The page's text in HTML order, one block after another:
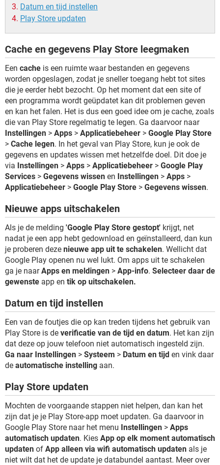
Datum en tijd instellen
Play Store updaten
Cache en gegevens Play Store leegmaken
Een cache is een ruimte waar bestanden en gegevens
worden opgeslagen, zodat je sneller toegang hebt tot sites
die je eerder hebt bezocht. Op het moment dat een site of
een programma wordt geüpdatet kan dit problemen geven
en kan het falen. Het is dus een goed idee om je cache, zoals
die van Play Store regelmatig te legen. Ga daarvoor naar
Instellingen > Apps > Applicatiebeheer > Google Play Store
> Cache legen. In het geval van Play Store, kun je ook de
gegevens en updates wissen met hetzelfde doel. Dit doe je
via Instellingen > Apps > Applicatiebeheer > Google Play
Services > Gegevens wissen en Instellingen > Apps >
Applicatiebeheer > Google Play Store > Gegevens wissen.
Nieuwe apps uitschakelen
Als je de melding 'Google Play Store gestopt' krijgt, net
nadat je een app hebt gedownload en geïnstalleerd, dan kun
je proberen deze nieuwe app uit te schakelen. Wellicht dat
Google Play openen nu wel lukt. Om apps uit te schakelen
ga je naarApps en meldingen > App-info. Selecteer daar de
gewenste app en tik op uitschakelen.
Datum en tijd instellen
Een van de foutjes die op kan treden tijdens het gebruik van
Play Store is de verificatie van de tijd en datum. Het kan zijn
dat deze op jouw telefoon niet automatisch ingesteld zijn.
Ga naar Instellingen > Systeem > Datum en tijd en vink daar
de automatische instelling aan.
Play Store updaten
Mochten de voorgaande stappen niet helpen, dan kan het
zijn dat je je Play Store-app moet updaten. Ga daarvoor in
Google Play Store naar het menu Instellingen > Apps
automatisch updaten. Kies App op elk moment automatisch
updaten of App alleen via wifi automatisch updaten als je
niet wilt dat het de update je databundel aantast. Meer over